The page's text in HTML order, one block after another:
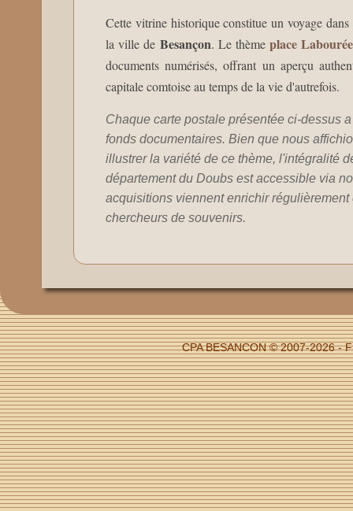
Cette vitrine historique constitue un voyage
la ville de Besançon. Le thèmeplace Labourée
documents numérisés, offrant un aperçu
capitale comtoise au temps de la vie d'autrefois.
Chaque carte postale présentée ci-dessus
fonds documentaires. Bien que nous
illustrer la variété de ce thème, l'intégralité
département du Doubs est accessible via
acquisitions viennent enrichir
chercheurs de souvenirs.
CPA BESANCON © 2007-2026 -